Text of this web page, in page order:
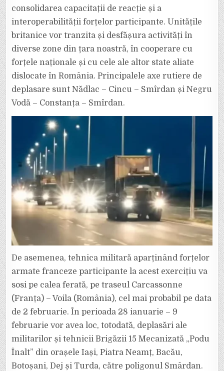
consolidarea capacitații de reacție și a
interoperabilității forțelor participante. Unitățile
britanice vor tranzita și desfășura activități în
diverse zone din țara noastră, în cooperare cu
forțele naționale și cu cele ale altor state aliate
dislocate în România. Principalele axe rutiere de
deplasare sunt Nădlac – Cincu – Smîrdan și Negru
Vodă – Constanța – Smîrdan.
De asemenea, tehnica militară aparținând forțelor
armate franceze participante la acest exercițiu va
sosi pe calea ferată, pe traseul Carcassonne
(Franța) – Voila (România), cel mai probabil pe data
de 2 februarie. În perioada 28 ianuarie – 9
februarie vor avea loc, totodată, deplasări ale
militarilor și tehnicii Brigăzii 15 Mecanizată „Podu
Înalt” din orașele Iași, Piatra Neamț, Bacău,
Botoșani, Dej și Turda, către poligonul Smârdan.